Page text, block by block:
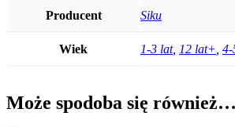
Producent Siku
Wiek 1-3 lat, 12 lat+ 4-
Może spodoba się również…